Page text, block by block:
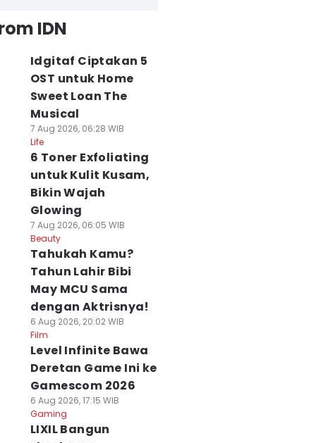
IDN
Idgitaf Ciptakan 5
OST untuk Home
Sweet Loan The
Musical
7 Aug 2026, 06:28 WIB
Life
6 Toner Exfoliating
untuk Kulit Kusam,
Bikin Wajah
Glowing
7 Aug 2026, 06:05 WIB
Beauty
Tahukah Kamu?
Tahun Lahir Bibi
May MCU Sama
dengan Aktrisnya!
6 Aug 2026, 20:02 WIB
Film
Level Infinite Bawa
Deretan Game Ini ke
Gamescom 2026
6 Aug 2026, 17:15 WIB
Gaming
LIXIL Bangun